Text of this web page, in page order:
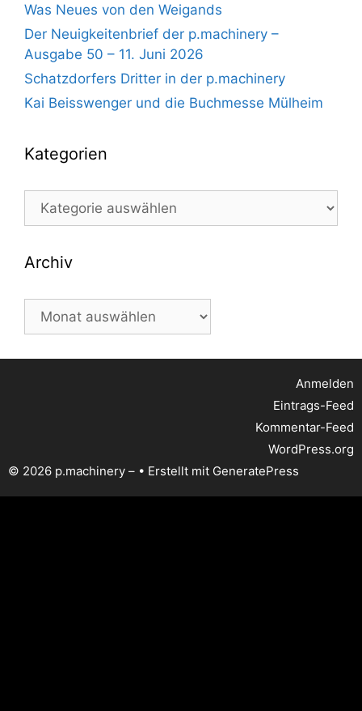
Was Neues von den Weigands
Der Neuigkeitenbrief der p.machinery –
Ausgabe 50 – 11. Juni 2026
Schatzdorfers Dritter in der p.machinery
Kai Beisswenger und die Buchmesse Mülheim
Kategorien
Kategorien
Archiv
Archiv
Anmelden
Eintrags-Feed
Kommentar-Feed
WordPress.org
© 2026 p.machinery – • Erstellt mit GeneratePress